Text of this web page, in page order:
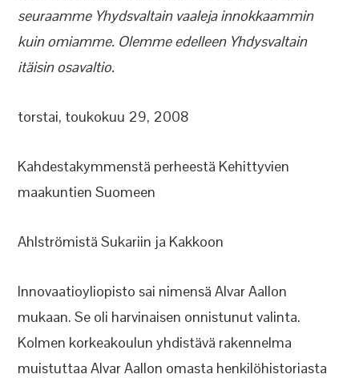
seuraamme Yhydsvaltain vaaleja innokkaammin
kuin omiamme. Olemme edelleen Yhdysvaltain
itäisin osavaltio.
torstai, toukokuu 29, 2008
Kahdestakymmenstä perheestä Kehittyvien
maakuntien Suomeen
Ahlströmistä Sukariin ja Kakkoon
Innovaatioyliopisto sai nimensä Alvar Aallon
mukaan. Se oli harvinaisen onnistunut valinta.
Kolmen korkeakoulun yhdistävä rakennelma
muistuttaa Alvar Aallon omasta henkilöhistoriasta